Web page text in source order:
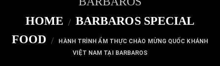
HOME
BARBAROS SPECIAL
FOOD
HÀNH TRÌNH ẨM THỰC CHÀO MỪNG QUỐC KHÁNH
VIỆT NAM TẠI BARBAROS